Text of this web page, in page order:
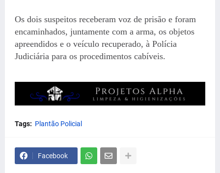
Os dois suspeitos receberam voz de prisão e foram
encaminhados, juntamente com a arma, os objetos
apreendidos e o veículo recuperado, à Polícia
Judiciária para os procedimentos cabíveis.
Tags: Plantão Policial
Facebook